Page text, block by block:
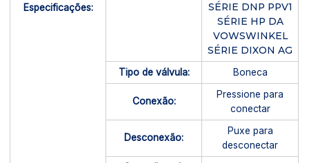
Especificações:
SÉRIE DNP PPV1
SÉRIE HP DA
VOWSWINKEL
SÉRIE DIXON AG
Tipo de válvula:
Boneca
Conexão:
Pressione para
conectar
Desconexão:
Puxe para
desconectar